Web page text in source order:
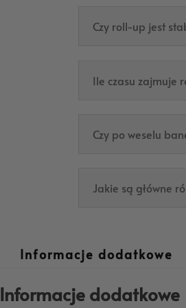
Czy roll-up jest
Ile czasu zajmuje
Czy po weselu
Jakie są główne
Informacje dodatkowe
Informacje dodatkowe